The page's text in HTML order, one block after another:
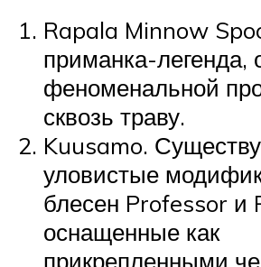
Rapala Minnow
приманка-
феноменальной
сквозь траву.
Kuusamo.
уловистые
блесен Professor и
оснащенные как
прикрепленными